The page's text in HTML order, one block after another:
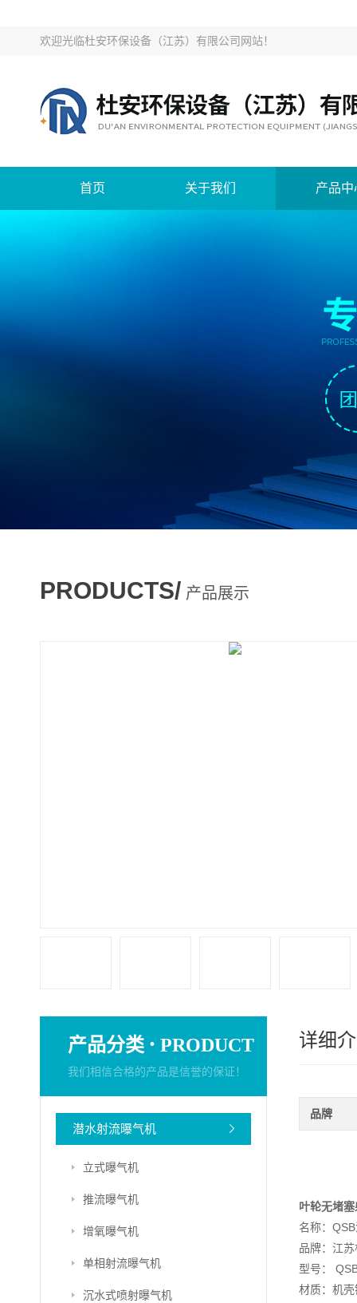
欢迎光临杜安环保设备（江苏）有限公司网站！
首页 关于我们 产品中
PRODUCTS/ 产品展示
产品分类 · PRODUCT
我们相信合格的产品是信誉的保证！
潜水射流曝气机
立式曝气机
推流曝气机
增氧曝气机
单相射流曝气机
沉水式喷射曝气机
详细
品牌
叶轮无堵
名称：
品牌：江
型号：
材质：机